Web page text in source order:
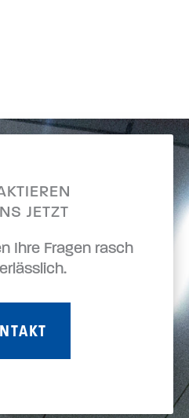
JETZT
Ihre Fragen rasch